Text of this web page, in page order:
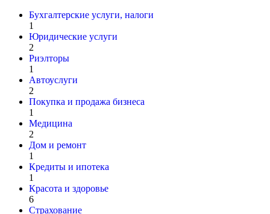
Бухгалтерские услуги, налоги
1
Юридические услуги
2
Риэлторы
1
Автоуслуги
2
Покупка и продажа бизнеса
1
Медицина
2
Дом и ремонт
1
Кредиты и ипотека
1
Красота и здоровье
6
Страхование